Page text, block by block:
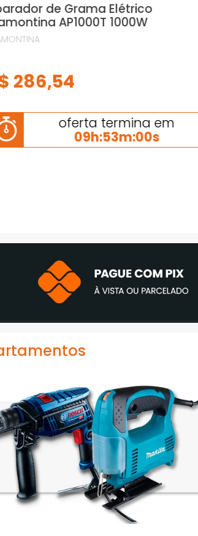
de Grama Elétrico
AP1000T 1000W
286,54
oferta termina em
09h:52m:59s